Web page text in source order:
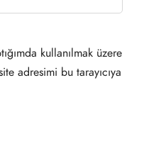
kullanılmak üzere
adresimi bu tarayıcıya